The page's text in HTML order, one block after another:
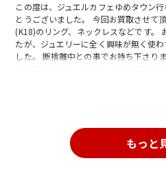
この度は、ジュエルカフェゆめタウン
とうございました。 今回お買取させて
(K18)のリング、ネックレスなどです。
たが、ジュエリーに全く興味が無く使
した。 断捨離中との事でお持ち下さり
K18のお品物でしたので、お客様にご
頂きました。 金相場高騰中の今だから
ご来店も大歓迎です! スタッフ一同心よ
もっと